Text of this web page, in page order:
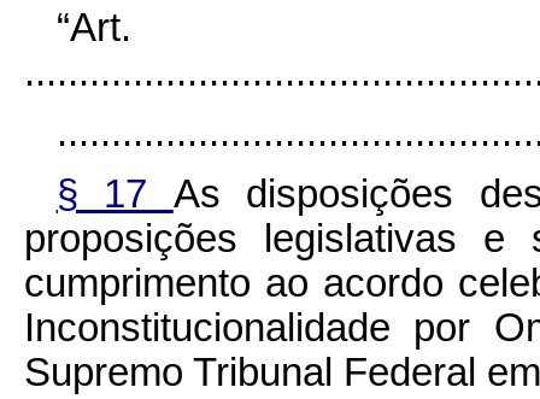
§ 17 As disposições
proposições legislativas
cumprimento ao acordo
Inconstitucionalidade por
Supremo Tribunal Federal